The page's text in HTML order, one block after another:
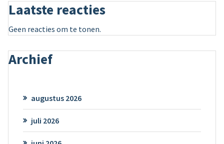
Laatste reacties
Geen reacties om te tonen.
Archief
augustus 2026
juli 2026